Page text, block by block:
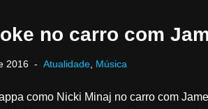
no carro com
2016 Atualidade Música
como Nicki Minaj no carro com